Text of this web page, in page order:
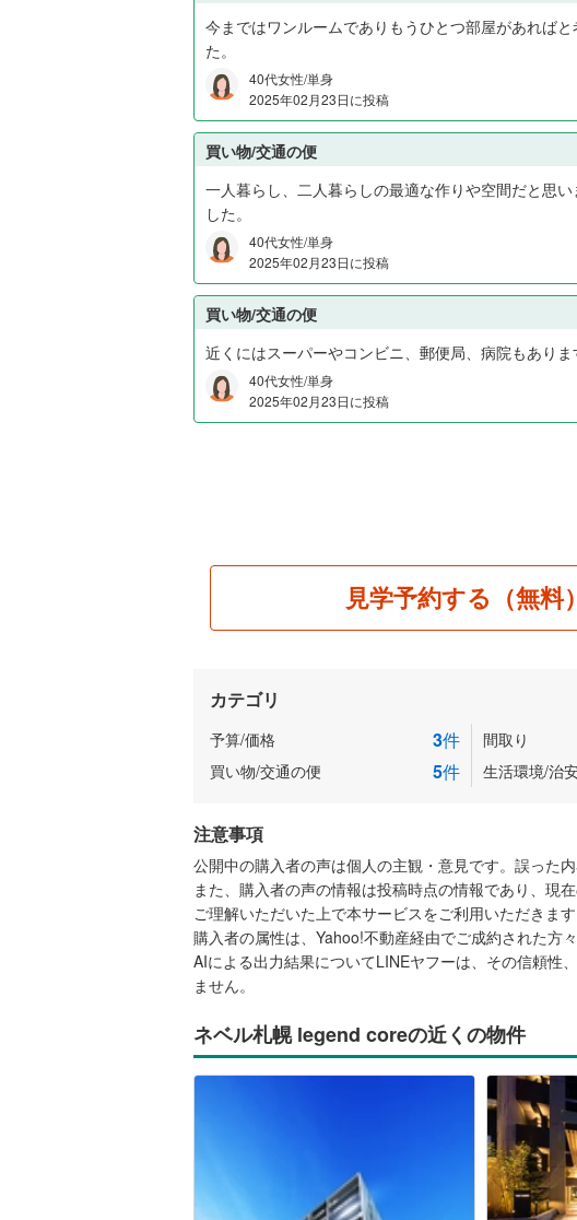
今まではワンルームでありもうひとつ部屋があれば
た。
40代女性/単身
2025年02月23日に投稿
買い物/交通の便
一人暮らし、二人暮らしの最適な作りや空間だと思
した。
40代女性/単身
2025年02月23日に投稿
買い物/交通の便
近くにはスーパーやコンビニ、郵便局、病院もあり
40代女性/単身
2025年02月23日に投稿
見学予約する（無料）
カテゴリ
予算/価格 3件 間取り
買い物/交通の便 5件 生活環境/治
注意事項
公開中の購入者の声は個人の主観・意見です。誤った
また、購入者の声の情報は投稿時点の情報であり、現
ご理解いただいた上で本サービスをご利用いただきます
購入者の属性は、Yahoo!不動産経由でご成約された方
AIによる出力結果についてLINEヤフーは、その信頼性
ません。
ネベル札幌 legend coreの近くの物件